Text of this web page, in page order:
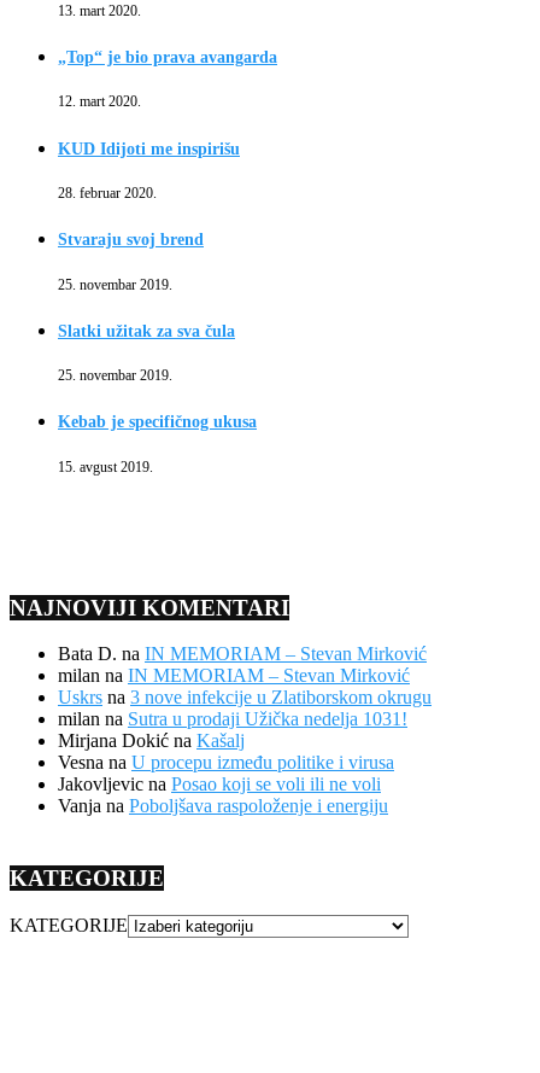
13. mart 2020.
„Top“ je bio prava avangarda
12. mart 2020.
KUD Idijoti me inspirišu
28. februar 2020.
Stvaraju svoj brend
25. novembar 2019.
Slatki užitak za sva čula
25. novembar 2019.
Kebab je specifičnog ukusa
15. avgust 2019.
NAJNOVIJI KOMENTARI
Bata D. na IN MEMORIAM – Stevan Mirković
milan na IN MEMORIAM – Stevan Mirković
Uskrs na 3 nove infekcije u Zlatiborskom okrugu
milan na Sutra u prodaji Užička nedelja 1031!
Mirjana Dokić na Kašalj
Vesna na U procepu između politike i virusa
Jakovljevic na Posao koji se voli ili ne voli
Vanja na Poboljšava raspoloženje i energiju
KATEGORIJE
KATEGORIJE